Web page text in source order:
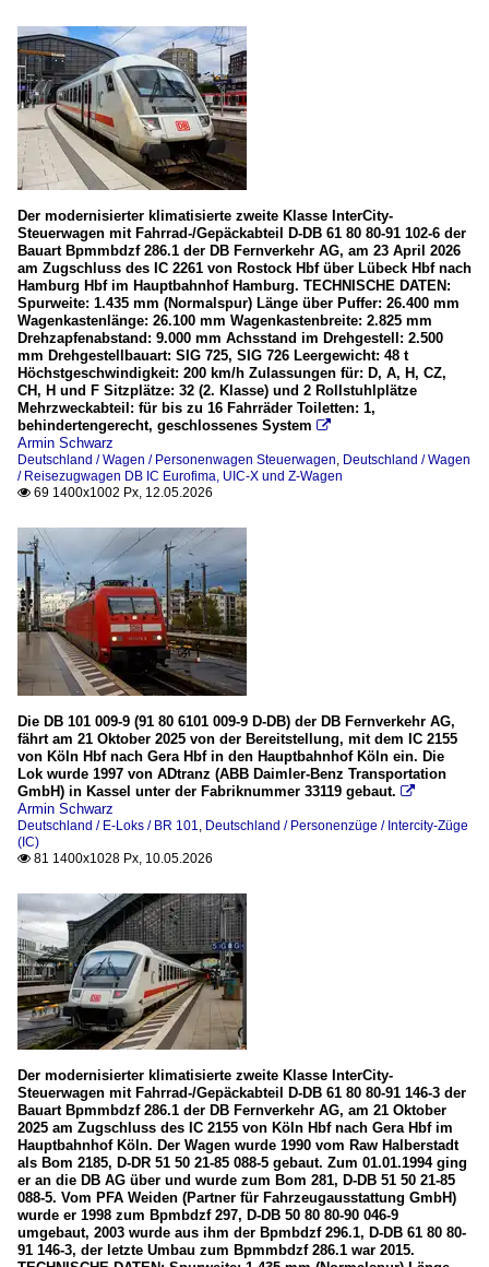
Der modernisierter klimatisierte zweite Klasse InterCity-
Steuerwagen mit Fahrrad-/Gepäckabteil D-DB 61 80 80-91 102-6 der
Bauart Bpmmbdzf 286.1 der DB Fernverkehr AG, am 23 April 2026
am Zugschluss des IC 2261 von Rostock Hbf über Lübeck Hbf nach
Hamburg Hbf im Hauptbahnhof Hamburg. TECHNISCHE DATEN:
Spurweite: 1.435 mm (Normalspur) Länge über Puffer: 26.400 mm
Wagenkastenlänge: 26.100 mm Wagenkastenbreite: 2.825 mm
Drehzapfenabstand: 9.000 mm Achsstand im Drehgestell: 2.500
mm Drehgestellbauart: SIG 725, SIG 726 Leergewicht: 48 t
Höchstgeschwindigkeit: 200 km/h Zulassungen für: D, A, H, CZ,
CH, H und F Sitzplätze: 32 (2. Klasse) und 2 Rollstuhlplätze
Mehrzweckabteil: für bis zu 16 Fahrräder Toiletten: 1,
behindertengerecht, geschlossenes System 
Armin Schwarz
Deutschland / Wagen / Personenwagen Steuerwagen Deutschland / Wagen
/ Reisezugwagen DB IC Eurofima, UIC-X und Z-Wagen
 69 1400x1002 Px, 12.05.2026
Die DB 101 009-9 (91 80 6101 009-9 D-DB) der DB Fernverkehr AG,
fährt am 21 Oktober 2025 von der Bereitstellung, mit dem IC 2155
von Köln Hbf nach Gera Hbf in den Hauptbahnhof Köln ein. Die
Lok wurde 1997 von ADtranz (ABB Daimler-Benz Transportation
GmbH) in Kassel unter der Fabriknummer 33119 gebaut. 
Armin Schwarz
Deutschland / E-Loks / BR 101
Deutschland / Personenzüge / Intercity-Züge
(IC)
 81 1400x1028 Px, 10.05.2026
Der modernisierter klimatisierte zweite Klasse InterCity-
Steuerwagen mit Fahrrad-/Gepäckabteil D-DB 61 80 80-91 146-3 der
Bauart Bpmmbdzf 286.1 der DB Fernverkehr AG, am 21 Oktober
2025 am Zugschluss des IC 2155 von Köln Hbf nach Gera Hbf im
Hauptbahnhof Köln. Der Wagen wurde 1990 vom Raw Halberstadt
als Bom 2185, D-DR 51 50 21-85 088-5 gebaut. Zum 01.01.1994 ging
er an die DB AG über und wurde zum Bom 281, D-DB 51 50 21-85
088-5. Vom PFA Weiden (Partner für Fahrzeugausstattung GmbH)
wurde er 1998 zum Bpmbdzf 297, D-DB 50 80 80-90 046-9
umgebaut, 2003 wurde aus ihm der Bpmbdzf 296.1, D-DB 61 80 80-
91 146-3, der letzte Umbau zum Bpmmbdzf 286.1 war 2015.